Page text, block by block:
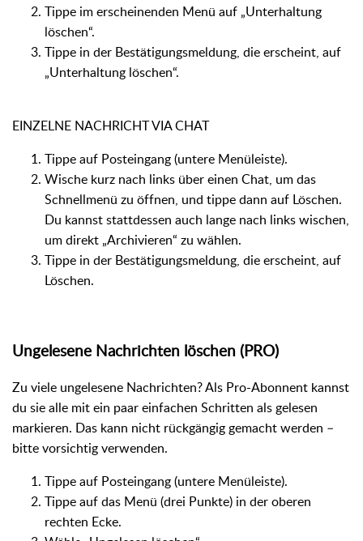
Tippe im erscheinenden Menü auf „Unterhaltung
löschen“.
Tippe in der Bestätigungsmeldung, die erscheint, auf
„Unterhaltung löschen“.
EINZELNE NACHRICHT VIA CHAT
Tippe auf Posteingang (untere Menüleiste).
Wische kurz nach links über einen Chat, um das
Schnellmenü zu öffnen, und tippe dann auf Löschen.
Du kannst stattdessen auch lange nach links wischen,
um direkt „Archivieren“ zu wählen.
Tippe in der Bestätigungsmeldung, die erscheint, auf
Löschen.
Ungelesene Nachrichten löschen (PRO)
Zu viele ungelesene Nachrichten? Als Pro-Abonnent kannst
du sie alle mit ein paar einfachen Schritten als gelesen
markieren. Das kann nicht rückgängig gemacht werden –
bitte vorsichtig verwenden.
Tippe auf Posteingang (untere Menüleiste).
Tippe auf das Menü (drei Punkte) in der oberen
rechten Ecke.